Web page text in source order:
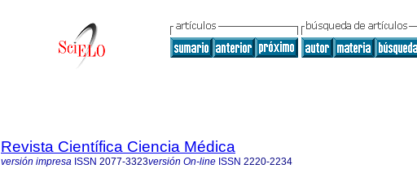
Revista Científica Ciencia Médica
versión impresa ISSN 2077-3323versión On-line ISSN 2220-2234